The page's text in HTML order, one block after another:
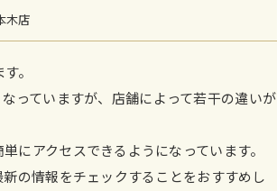
木店
。
っていますが、店舗によって若干の違いが
にアクセスできるようになっています。
の情報をチェックすることをおすすめし